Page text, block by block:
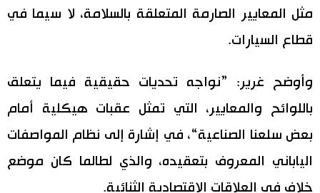
مجتمع
ثقافة
طوكيو
مثل المعايير الصارمة المتعلقة بالسلامة، لا سيما في
قطاع السيارات.
وأوضح غرير: ”نواجه تحديات حقيقية فيما يتعلق
باللوائح والمعايير، التي تمثل عقبات هيكلية أمام
بعض سلعنا الصناعية“، في إشارة إلى نظام المواصفات
الياباني المعروف بتعقيده، والذي لطالما كان موضع
خلاف في العلاقات الاقتصادية الثنائية.